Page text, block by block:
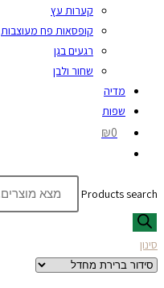
קערות עץ
קופסאות פח מעוצבות
רגעים בגן
שחור ולבן
מדיה
שפות
₪0
Products search
סינון